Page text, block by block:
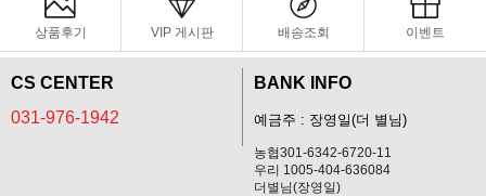
상품후기 VIP 게시판 배송조회 이벤트
CS CENTER
031-976-1942
BANK INFO
예금주 : 장영일(더 별님)
농협301-6342-6720-11
우리 1005-404-636084
더별님(장영일)